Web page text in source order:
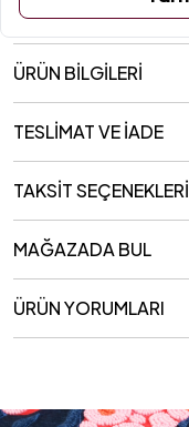
ÜRÜN BİLGİLERİ
TESLİMAT VE İADE
TAKSİT SEÇENEKLERİ
MAĞAZADA BUL
ÜRÜN YORUMLARI